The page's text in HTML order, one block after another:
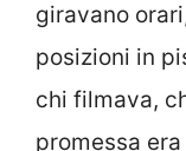
giravano
posizioni in
chi filmava,
promessa era